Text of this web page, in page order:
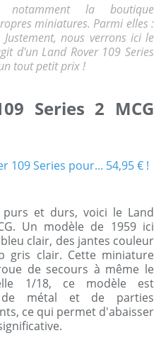
notamment la boutique
miniatures. Parmi elles :
Justement, nous verrons ici le
d'un Land Rover 109 Series
tout petit prix !
Series 2 MCG
et durs, voici le Land
Un modèle de 1959 ici
clair, des jantes couleur
gris clair. Cette miniature
de secours à même le
1/18, ce modèle est
de métal et de parties
ce qui permet d'abaisser